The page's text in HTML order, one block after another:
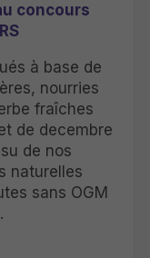
concours
à base de
nourries
fraîches
de decembre
de nos
naturelles
sans OGM